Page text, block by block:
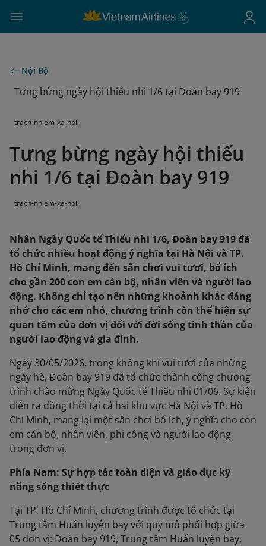
Nội Bộ
Tưng bừng ngày hội thiếu nhi 1/6 tại Đoàn bay 919
trach-nhiem-xa-hoi
Tưng bừng ngày hội thiếu
nhi 1/6 tại Đoàn bay 919
trach-nhiem-xa-hoi
Nhân Ngày Quốc tế Thiếu nhi 1/6, Đoàn bay 919 đã
tổ chức nhiều hoạt động ý nghĩa tại Hà Nội và TP.
Hồ Chí Minh, mang đến sân chơi vui tươi, bổ ích
cho gần 200 con em cán bộ, nhân viên và người lao
động. Không chỉ tạo nên những khoảnh khắc đáng
nhớ cho các em nhỏ, chương trình còn thể hiện sự
quan tâm của đơn vị đối với đời sống tinh thần của
người lao động và gia đình.
Ngày 30/05/2026, trong không khí vui tươi của những
ngày hè, Đoàn bay 919 đã tổ chức thành công chương
trình chào mừng Ngày Quốc tế Thiếu nhi 01/06. Sự kiện
diễn ra đồng thời tại cả hai khu vực Hà Nội và TP. Hồ
Chí Minh, mang lại một sân chơi bổ ích, ý nghĩa cho con
em cán bộ, nhân viên, phi công và người lao động
trong đơn vị.
Phía Nam: Sự hợp tác toàn diện và giáo dục kỹ
năng sống thiết thực
Tại TP. Hồ Chí Minh, chương trình được tổ chức tại
Trung tâm Huấn luyện bay với quy mô phối hợp giữa
05 đơn vị: Đoàn bay 919, Trung tâm Huấn luyện bay,